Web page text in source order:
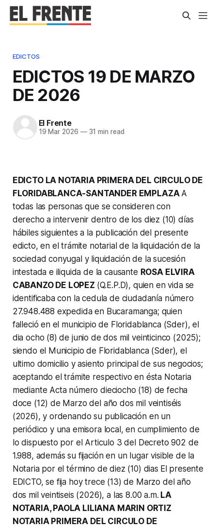
EDICTOS
EDICTOS 19 DE MARZO
DE 2026
El Frente
19 Mar 2026 —31 min read
EDICTO LA NOTARIA PRIMERA DEL CIRCULO DE
FLORIDABLANCA-SANTANDER EMPLAZA A
todas las personas que se consideren con
derecho a intervenir dentro de los diez (10) días
hábiles siguientes a la publicación del presente
edicto, en el trámite notarial de la liquidación de la
sociedad conyugal y liquidación de la sucesión
intestada e iliquida de la causante ROSA ELVIRA
CABANZO DE LOPEZ (Q.E.P.D), quien en vida se
identificaba con la cedula de ciudadanía número
27.948.488 expedida en Bucaramanga; quien
falleció en el municipio de Floridablanca (Sder), el
dia ocho (8) de junio de dos mil veinticinco (2025);
siendo el Municipio de Floridablanca (Sder), el
ultimo domicilio y asiento principal de sus negocios;
aceptando el trámite respectivo en ésta Notaria
mediante Acta número dieciocho (18) de fecha
doce (12) de Marzo del año dos mil veintiséis
(2026), y ordenando su publicación en un
periódico y una emisora local, en cumplimiento de
lo dispuesto por el Articulo 3 del Decreto 902 de
1.988, además su fijación en un lugar visible de la
Notaria por el término de diez (10) dias El presente
EDICTO, se fija hoy trece (13) de Marzo del año
dos mil veintiseis (2026), a las 8.00 a.m. LA
NOTARIA, PAOLA LILIANA MARIN ORTIZ
NOTARIA PRIMERA DEL CIRCULO DE